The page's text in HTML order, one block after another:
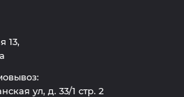
13,
ул, д. 33/1 стр. 2